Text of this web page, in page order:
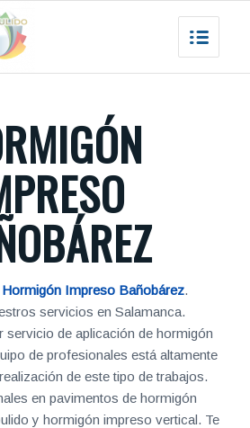
Impreso Bañobárez.
servicios en Salamanca.
servicio de aplicación de hormigón
de profesionales está altamente
de este tipo de trabajos.
en pavimentos de hormigón
y hormigón impreso vertical. Te